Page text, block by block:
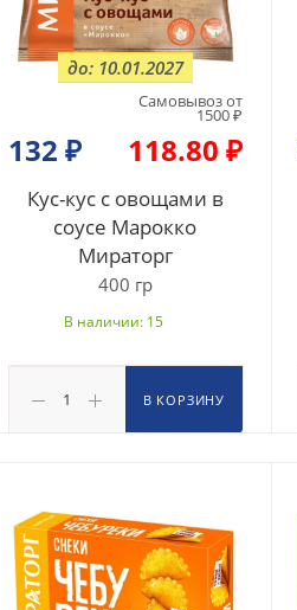
132 ₽
Самовывоз от
1500 ₽
118.80 ₽
Кус-кус с овощами в
соусе Марокко
Мираторг
до: 10.01.2027
400 гр
В наличии: 15
В КОРЗИНУ